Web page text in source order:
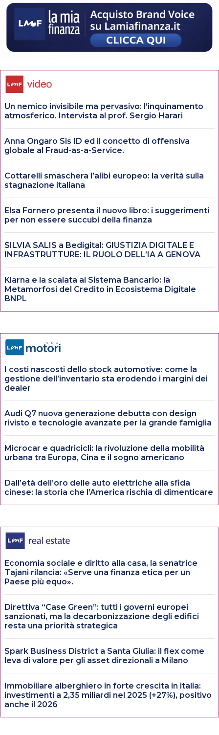
Un nemico invisibile ma pervasivo: l’inquinamento
atmosferico. Intervista al prof. Sergio Harari
Anna Ongaro Sis ID ed il concetto di offensiva
globale al Fraud-as-a-Service.
Cottarelli smaschera l’alibi europeo: la verità sulla
stagnazione italiana
Elsa Fornero presenta il nuovo libro: i suggerimenti
per non essere succubi della finanza
SILVIA SALIS a Bedigital: GIUSTIZIA DIGITALE E
INFRASTRUTTURE: IL RUOLO DELL’IA A GENOVA
Klarna e la scalata al Sistema Bancario: la
Metamorfosi del Credito in Ecosistema Digitale
BNPL
I costi nascosti dello stock automotive: come la
gestione dell’inventario sta erodendo i margini dei
dealer
Audi Q7 nuova generazione debutta con design
rivisto e tecnologie avanzate per la grande famiglia
Microcar e quadricicli: la rivoluzione della mobilità
urbana tra Europa, Cina e il sogno americano
Dall’età dell’oro delle auto elettriche alla sfida
cinese: la storia che l’America rischia di dimenticare
Economia sociale e diritto alla casa, la senatrice
Tajani rilancia: «Serve una finanza etica per un
Paese più equo».
Direttiva “Case Green”: tutti i governi europei
sanzionati, ma la decarbonizzazione degli edifici
resta una priorità strategica
Spark Business District a Santa Giulia: il flex come
leva di valore per gli asset direzionali a Milano
Immobiliare alberghiero in forte crescita in italia:
investimenti a 2,35 miliardi nel 2025 (+27%), positivo
anche il 2026